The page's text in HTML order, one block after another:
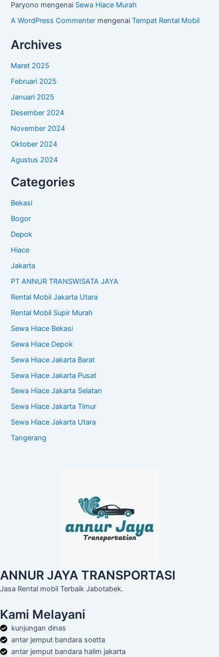
Paryono mengenai Sewa Hiace Murah
A WordPress Commenter mengenaiTempat Rental Mobil
Archives
Maret 2025
Februari 2025
Januari 2025
Desember 2024
November 2024
Oktober 2024
Agustus 2024
Categories
Bekasi
Bogor
Depok
Hiace
Jakarta
PT ANNUR TRANSWISATA JAYA
Rental Mobil Jakarta Utara
Rental Mobil Supir Murah
Sewa Hiace Bekasi
Sewa Hiace Depok
Sewa Hiace Jakarta Barat
Sewa Hiace Jakarta Pusat
Sewa Hiace Jakarta Selatan
Sewa Hiace Jakarta Timur
Sewa Hiace Jakarta Utara
Tangerang
ANNUR JAYA TRANSPORTASI
Jasa Rental mobil Terbaik Jabotabek.
Kami Melayani
kunjungan dinas
antar jemput bandara soetta
antar jemput bandara halim jakarta